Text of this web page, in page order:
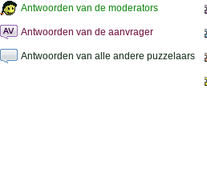
Antwoorden van de moderators
Antwoorden van de aanvrager
Antwoorden van alle andere puzzelaars